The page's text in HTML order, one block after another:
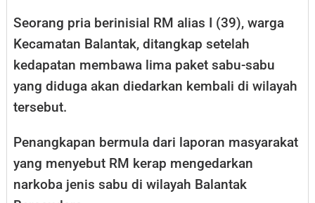
Narkoba
Seorang pria berinisial RM alias I (39), warga
Kecamatan Balantak, ditangkap setelah
kedapatan membawa lima paket sabu-sabu
yang diduga akan diedarkan kembali di wilayah
tersebut.
Penangkapan bermula dari laporan masyarakat
yang menyebut RM kerap mengedarkan
narkoba jenis sabu di wilayah Balantak